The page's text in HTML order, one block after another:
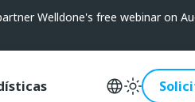
Welldone's free webinar on